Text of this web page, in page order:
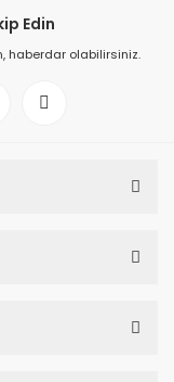
Edin
haberdar olabilirsiniz.